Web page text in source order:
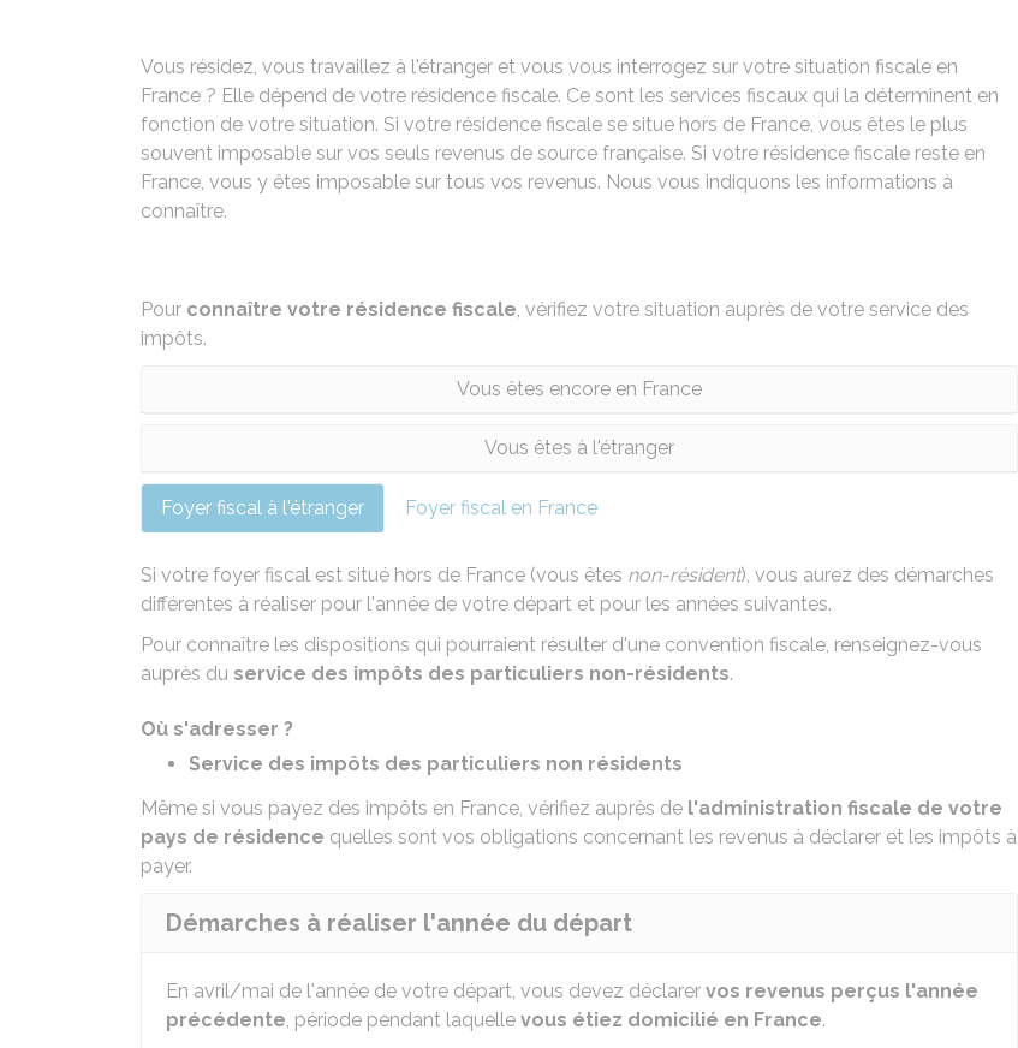
Vous résidez, vous travaillez à l'étranger et vous vous interrogez sur votre situation fiscale en
France ? Elle dépend de votre résidence fiscale. Ce sont les services fiscaux qui la déterminent en
fonction de votre situation. Si votre résidence fiscale se situe hors de France, vous êtes le plus
souvent imposable sur vos seuls revenus de source française. Si votre résidence fiscale reste en
France, vous y êtes imposable sur tous vos revenus. Nous vous indiquons les informations à
connaître.
Pour connaître votre résidence fiscale, vérifiez votre situation auprès de votre service des
impôts.
Vous êtes encore en France
Vous êtes à l'étranger
Foyer fiscal à l'étranger Foyer fiscal en France
Si votre foyer fiscal est situé hors de France (vous êtes non-résident), vous aurez des démarches
différentes à réaliser pour l'année de votre départ et pour les années suivantes.
Pour connaître les dispositions qui pourraient résulter d'une convention fiscale, renseignez-vous
auprès du service des impôts des particuliers non-résidents.
Où s'adresser ?
Service des impôts des particuliers non résidents
Même si vous payez des impôts en France, vérifiez auprès de l'administration fiscale de votre
pays de résidence quelles sont vos obligations concernant les revenus à déclarer et les impôts à
payer.
Démarches à réaliser l'année du départ
En avril/mai de l'année de votre départ, vous devez déclarer vos revenus perçus l'année
précédente, période pendant laquelle vous étiez domicilié en France.